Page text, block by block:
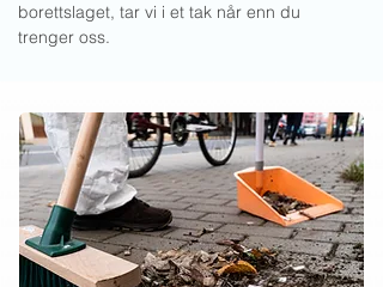
borettslaget, tar vi i et tak når enn du
trenger oss.